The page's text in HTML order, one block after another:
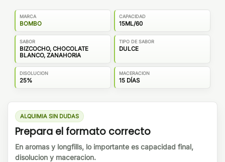
MARCA
BOMBO
CAPACIDAD
15ML/60
SABOR
BIZCOCHO, CHOCOLATE
BLANCO, ZANAHORIA
TIPO DE SABOR
DULCE
DISOLUCION
25%
MACERACION
15 DÍAS
ALQUIMIA SIN DUDAS
Prepara el formato correcto
En aromas y longfills, lo importante es capacidad final,
disolucion y maceracion.